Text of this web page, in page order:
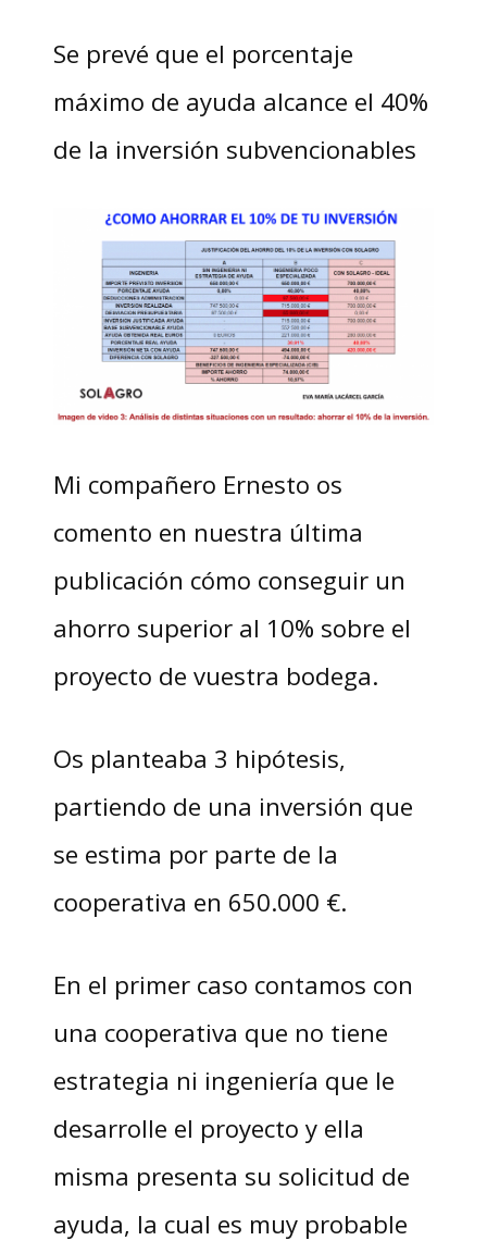
Se prevé que el porcentaje
máximo de ayuda alcance el 40%
de la inversión subvencionables
Mi compañero Ernesto os
comento en nuestra última
publicación cómo conseguir un
ahorro superior al 10% sobre el
proyecto de vuestra bodega.
Os planteaba 3 hipótesis,
partiendo de una inversión que
se estima por parte de la
cooperativa en 650.000 €.
En el primer caso contamos con
una cooperativa que no tiene
estrategia ni ingeniería que le
desarrolle el proyecto y ella
misma presenta su solicitud de
ayuda, la cual es muy probable